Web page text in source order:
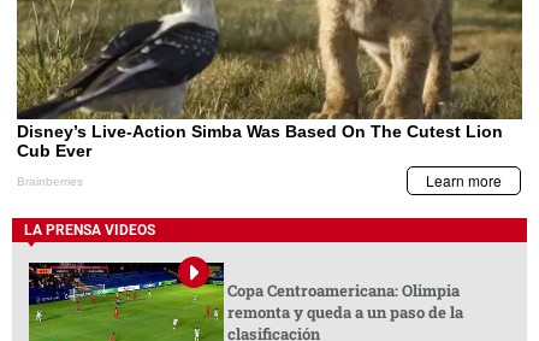
LA PRENSA VIDEOS
Copa Centroamericana: Olimpia
remonta y queda a un paso de la
clasificación